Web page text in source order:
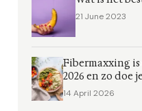
21 June 2023
Fibermaxxing
2026 en zo doe
14 April 2026